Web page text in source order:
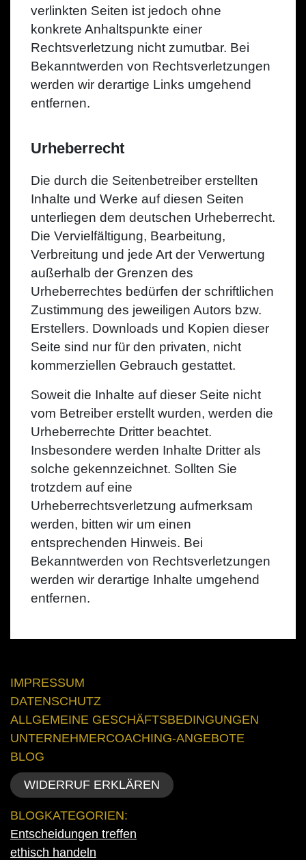
verlinkten Seiten ist jedoch ohne
konkrete Anhaltspunkte einer
Rechtsverletzung nicht zumutbar. Bei
Bekanntwerden von Rechtsverletzungen
werden wir derartige Links umgehend
entfernen.
Urheberrecht
Die durch die Seitenbetreiber erstellten
Inhalte und Werke auf diesen Seiten
unterliegen dem deutschen Urheberrecht.
Die Vervielfältigung, Bearbeitung,
Verbreitung und jede Art der Verwertung
außerhalb der Grenzen des
Urheberrechtes bedürfen der schriftlichen
Zustimmung des jeweiligen Autors bzw.
Erstellers. Downloads und Kopien dieser
Seite sind nur für den privaten, nicht
kommerziellen Gebrauch gestattet.
Soweit die Inhalte auf dieser Seite nicht
vom Betreiber erstellt wurden, werden die
Urheberrechte Dritter beachtet.
Insbesondere werden Inhalte Dritter als
solche gekennzeichnet. Sollten Sie
trotzdem auf eine
Urheberrechtsverletzung aufmerksam
werden, bitten wir um einen
entsprechenden Hinweis. Bei
Bekanntwerden von Rechtsverletzungen
werden wir derartige Inhalte umgehend
entfernen.
IMPRESSUM
DATENSCHUTZ
ALLGEMEINE GESCHÄFTSBEDINGUNGEN
UNTERNEHMERCOACHING-ANGEBOTE
BLOG
WIDERRUF ERKLÄREN
BLOGKATEGORIEN:
Entscheidungen treffen
ethisch handeln